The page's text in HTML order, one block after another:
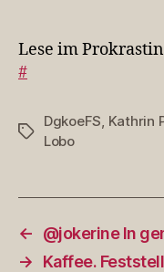
Lese im
#
Schlagwörter
DgkoeFS Kathrin
Lobo
←
@jokerine In
→
Kaffee.